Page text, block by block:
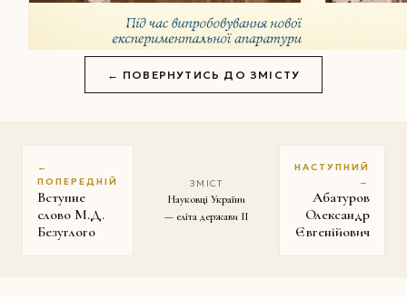
← ПОВЕРНУТИСЬ ДО ЗМІСТУ
←
ПОПЕРЕДНІЙ
Вступне
слово М.Д.
Безуглого
ЗМІСТ
Науковці України
— еліта держави II
НАСТУПНИЙ
→
Абатуров
Олександр
Євгенійович